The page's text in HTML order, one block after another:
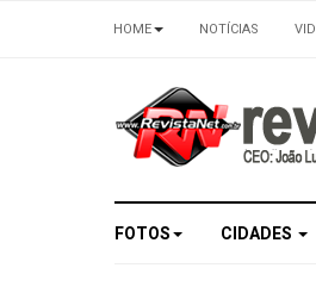
HOME NOTÍCIAS
FOTOS CIDADES